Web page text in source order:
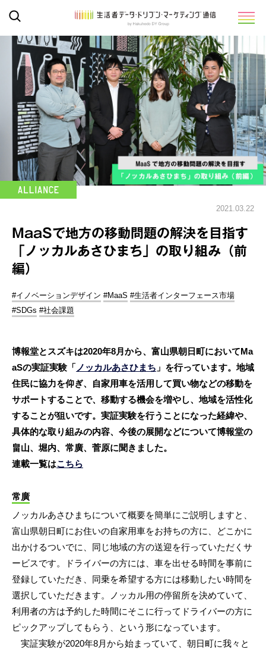
2021.03.22
MaaSで地方の移動問題の解決を目指す
「ノッカルあさひまち」の取り組み（前
編）
#イノベーションデザイン #MaaS #生活者インターフェース市場
#SDGs #社会課題
博報堂とスズキは2020年8月から、富山県朝日町においてMa
aSの実証実験「 ノッカルあさひまち 」を行っています。地域
住民に協力を仰ぎ、自家用車を活用して買い物などの移動を
サポートすることで、移動する機会を増やし、地域を活性化
することが狙いです。実証実験を行うことになった経緯や、
具体的な取り組みの内容、今後の展開などについて博報堂の
畠山、堀内、常廣、菅原に聞きました。
連載一覧はこちら
常廣
ノッカルあさひまちについて概要を簡単にご説明しますと、
富山県朝日町にお住いの自家用車をお持ちの方に、どこかに
出かけるついでに、同じ地域の方の送迎を行っていただくサ
ービスです。ドライバーの方には、車を出せる時間を事前に
登録していただき、同乗を希望する方には移動したい時間を
選択していただきます。ノッカル用の停留所を決めていて、
利用者の方は予約した時間にそこに行ってドライバーの方に
ピックアップしてもらう、という形になっています。
実証実験が2020年8月から始まっていて、朝日町に我々と